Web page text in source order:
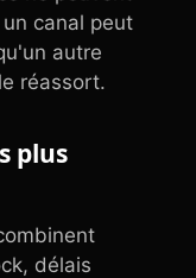
canal peut
autre
réassort.
plus
délais